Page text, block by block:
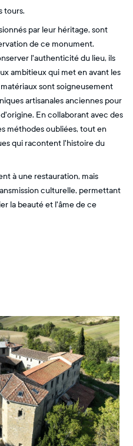
tours.
par leur héritage, sont
de ce monument.
l'authenticité du lieu, ils
ambitieux qui met en avant les
sont soigneusement
artisanales anciennes pour
En collaborant avec des
méthodes oubliées, tout en
qui racontent l'histoire du
à une restauration, mais
culturelle, permettant
la beauté et l'âme de ce